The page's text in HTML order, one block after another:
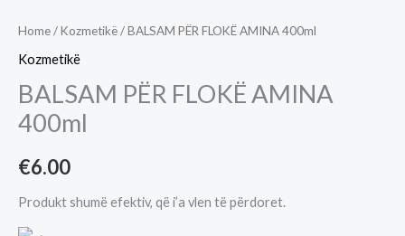
Home/Kozmetikë/ BALSAM PËR FLOKË AMINA 400ml
Kozmetikë
BALSAM PËR FLOKË AMINA
400ml
€6.00
Produkt shumë efektiv, që i’a vlen të përdoret.